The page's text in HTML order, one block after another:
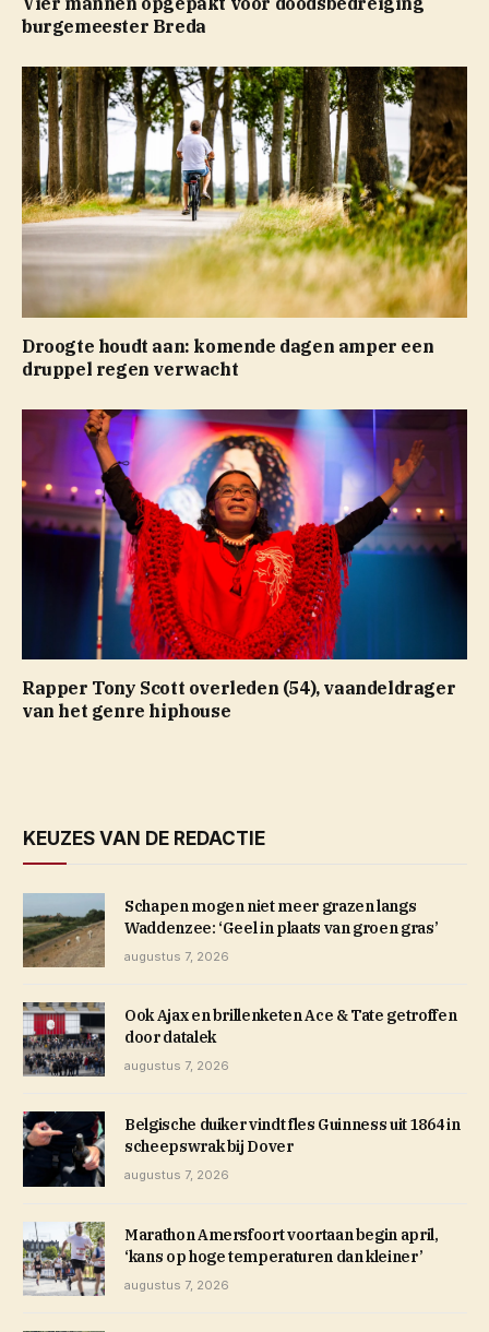
burgemeester Breda
Droogte houdt aan: komende dagen amper een
druppel regen verwacht
Rapper Tony Scott overleden (54), vaandeldrager
van het genre hiphouse
KEUZES VAN DE REDACTIE
Schapen mogen niet meer grazen langs
Waddenzee: ‘Geel in plaats van groen gras’
augustus 7, 2026
Ook Ajax en brillenketen Ace & Tate getroffen
door datalek
augustus 7, 2026
Belgische duiker vindt fles Guinness uit 1864 in
scheepswrak bij Dover
augustus 7, 2026
Marathon Amersfoort voortaan begin april,
‘kans op hoge temperaturen dan kleiner’
augustus 7, 2026